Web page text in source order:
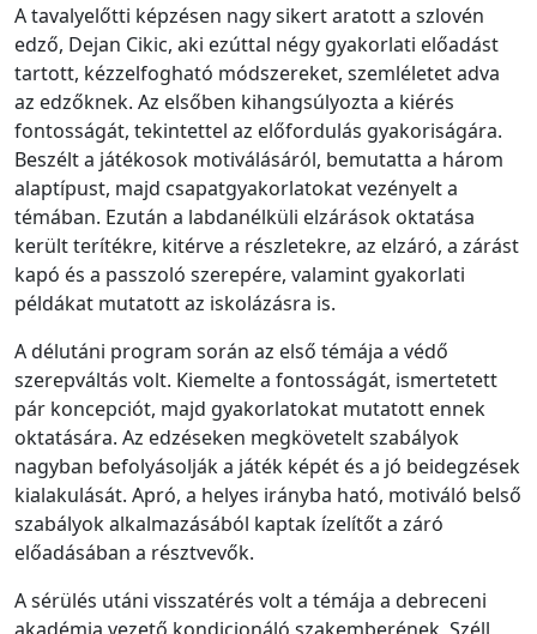
A tavalyelőtti képzésen nagy sikert aratott a szlovén
edző, Dejan Cikic, aki ezúttal négy gyakorlati előadást
tartott, kézzelfogható módszereket, szemléletet adva
az edzőknek. Az elsőben kihangsúlyozta a kiérés
fontosságát, tekintettel az előfordulás gyakoriságára.
Beszélt a játékosok motiválásáról, bemutatta a három
alaptípust, majd csapatgyakorlatokat vezényelt a
témában. Ezután a labdanélküli elzárások oktatása
került terítékre, kitérve a részletekre, az elzáró, a zárást
kapó és a passzoló szerepére, valamint gyakorlati
példákat mutatott az iskolázásra is.
A délutáni program során az első témája a védő
szerepváltás volt. Kiemelte a fontosságát, ismertetett
pár koncepciót, majd gyakorlatokat mutatott ennek
oktatására. Az edzéseken megkövetelt szabályok
nagyban befolyásolják a játék képét és a jó beidegzések
kialakulását. Apró, a helyes irányba ható, motiváló belső
szabályok alkalmazásából kaptak ízelítőt a záró
előadásában a résztvevők.
A sérülés utáni visszatérés volt a témája a debreceni